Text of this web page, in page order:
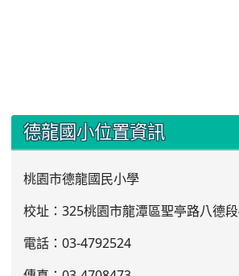
::: 德龍國小位置資訊
桃園市德龍國民小學
校址：325桃園市龍潭區聖亭路八德
電話：03-4792524